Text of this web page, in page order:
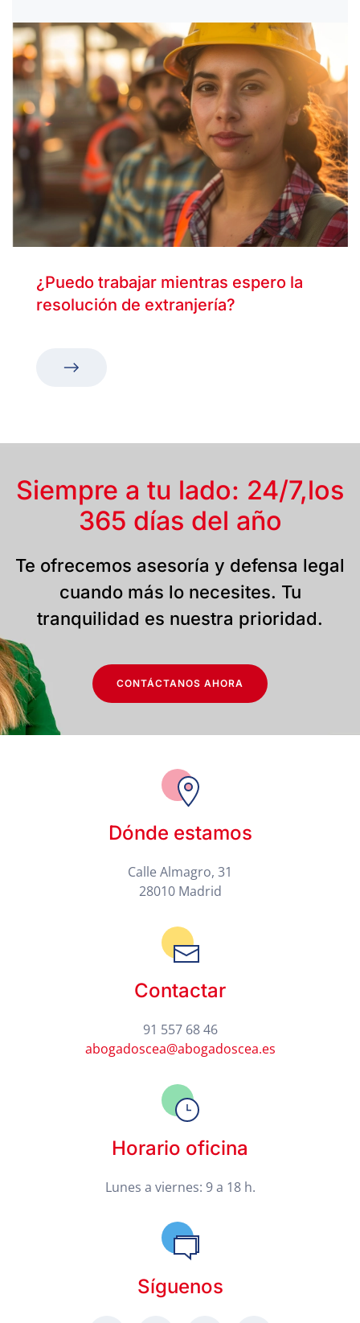
¿Puedo trabajar mientras espero la
resolución de extranjería?
Siempre a tu lado: 24/7,los
365 días del año
Te ofrecemos asesoría y defensa legal
cuando más lo necesites. Tu
tranquilidad es nuestra prioridad.
CONTÁCTANOS AHORA
Dónde estamos
Calle Almagro, 31
28010 Madrid
Contactar
91 557 68 46
abogadoscea@abogadoscea.es
Horario oficina
Lunes a viernes: 9 a 18 h.
Síguenos